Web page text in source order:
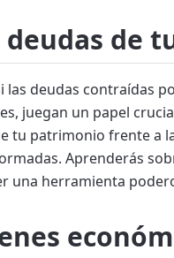
de
deudas contraídas
juegan un papel
tu patrimonio frente a
Aprenderás
una herramienta